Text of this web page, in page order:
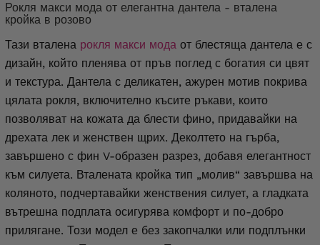
Рокля макси мода от елегантна дантела - вталена
кройка в розово
Тази вталена рокля макси мода от блестяща дантела е с
дизайн, който пленява от пръв поглед с богатия си цвят
и текстура. Дантела с деликатен, ажурен мотив покрива
цялата рокля, включително късите ръкави, които
позволяват на кожата да блести фино, придавайки на
дрехата лек и женствен щрих. Деколтето на гърба,
завършено с фин V-образен разрез, добавя елегантност
към силуета. Вталената кройка тип „молив“ завършва на
коляното, подчертавайки женствения силует, а гладката
вътрешна подплата осигурява комфорт и по-добро
прилягане. Този модел е без закопчалки или подплънки